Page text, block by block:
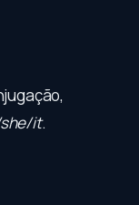
it.